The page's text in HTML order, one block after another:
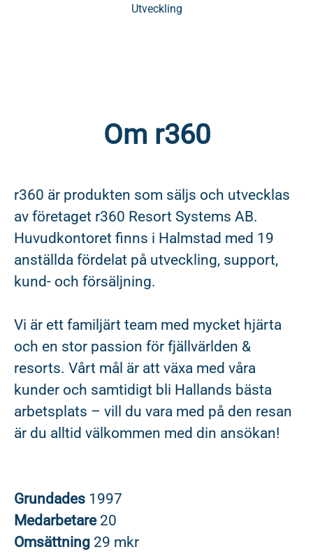
Utveckling
Om r360
r360 är produkten som säljs och utvecklas
av företaget r360 Resort Systems AB.
Huvudkontoret finns i Halmstad med 19
anställda fördelat på utveckling, support,
kund- och försäljning.
Vi är ett familjärt team med mycket hjärta
och en stor passion för fjällvärlden &
resorts. Vårt mål är att växa med våra
kunder och samtidigt bli Hallands bästa
arbetsplats – vill du vara med på den resan
är du alltid välkommen med din ansökan!
Grundades 1997
Medarbetare 20
Omsättning 29 mkr